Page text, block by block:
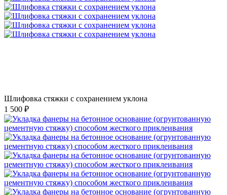
Шлифовка стяжки с сохранением уклона
1 500 ₽